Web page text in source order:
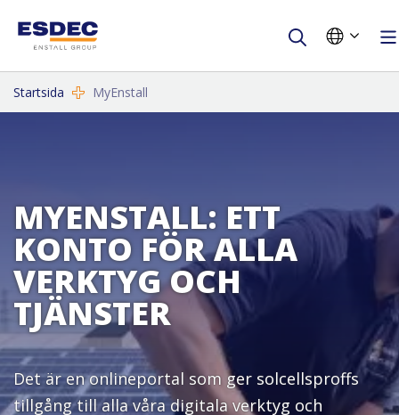
Startsida MyEnstall
MYENSTALL: ETT
KONTO FÖR ALLA
VERKTYG OCH
TJÄNSTER
Det är en onlineportal som ger solcellsproffs
tillgång till alla våra digitala verktyg och